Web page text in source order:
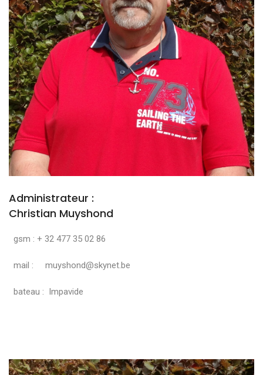
Administrateur :
Christian Muyshond
gsm : + 32 477 35 02 86
mail : muyshond@skynet.be
bateau : Impavide